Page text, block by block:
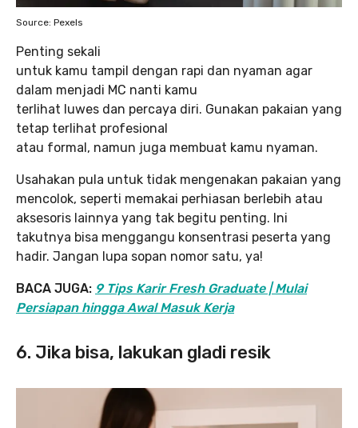
Source: Pexels
Penting sekali
untuk kamu tampil dengan rapi dan nyaman agar
dalam menjadi MC nanti kamu
terlihat luwes dan percaya diri. Gunakan pakaian yang
tetap terlihat profesional
atau formal, namun juga membuat kamu nyaman.
Usahakan pula untuk tidak mengenakan pakaian yang
mencolok, seperti memakai perhiasan berlebih atau
aksesoris lainnya yang tak begitu penting. Ini
takutnya bisa menggangu konsentrasi peserta yang
hadir. Jangan lupa sopan nomor satu, ya!
BACA JUGA: 9 Tips Karir Fresh Graduate | Mulai
Persiapan hingga Awal Masuk Kerja
6. Jika bisa, lakukan gladi resik